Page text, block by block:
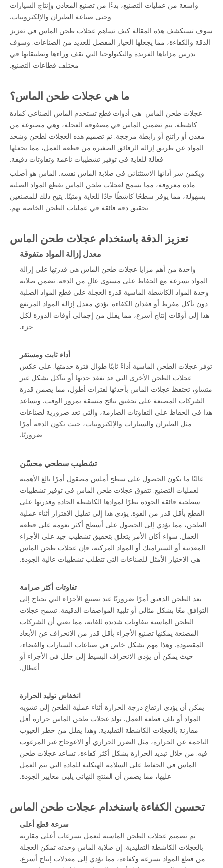
واسعة من عمليات التصنيع، بدءًا من تصنيع المعادن وإنتاج السيارات
وحتى صناعة الطيران والإلكترونيات.
سوف تستكشف هذه المقالة كيف تساهم عجلات طحن الماس في تعزيز
الدقة والكفاءة، مما يجعلها الخيار المفضل للعديد من الصناعات. وسوف
ندرس مزاياها الفريدة والتكنولوجيا التي تقف وراءها وتطبيقاتها في
مختلف قطاعات التصنيع.
ما هي عجلات طحن الماس؟
عجلات طحن الماس هي أدوات قطع تستخدم الماس الصناعي كمادة
كاشطة. يتم تضمين الماس في مصفوفة العجلة، وهي مصنوعة من
معدن أو راتنج أو رابطة مزججة. تم تصميم هذه العجلات لطحن وشحذ
المواد عن طريق إزالة الرقائق الصغيرة من قطعة العمل، مما يجعلها
فعالة للغاية في توفير تشطيبات ناعمة وتفاوتات دقيقة.
ويكمن سر أدائها الاستثنائي في صلابة الماس نفسه. الماس هو أصلب
مادة معروفة، مما يسمح لعجلات طحن الماس بقطع المواد الصلبة
بسهولة، مما يوفر سطحًا كاشطًا حادًا للغاية ومتينًا. يتيح ذلك للمصنعين
تحقيق دقة فائقة في عمليات الطحن الخاصة بهم.
تعزيز الدقة باستخدام عجلات طحن الماس
معدل إزالة المواد متفوقة
واحدة من أهم مزايا عجلات طحن الماس هي قدرتها على إزالة
المواد بسرعة مع الحفاظ على مستوى عالٍ من الدقة. تضمن صلابة
وحدة المواد الكاشطة الماسية قدرة العجلة على قطع المواد الصلبة
دون تآكل مفرط أو فقدان الكفاءة. يؤدي معدل إزالة المواد المرتفع
هذا إلى أوقات إنتاج أسرع، مما يقلل من إجمالي أوقات الدورة لكل
جزء.
أداء ثابت ومستقر
توفر عجلات الطحن الماسية أداءً ثابتًا طوال فترة خدمتها. على عكس
عجلات الطحن الأخرى التي قد تفقد حدتها أو تتآكل بشكل غير
متساو، تحتفظ عجلات الماس بأحدثها لفترات أطول، مما يضمن قدرة
الشركات المصنعة على تحقيق نتائج متسقة بمرور الوقت. ويساعد
هذا في الحفاظ على التفاوتات الصارمة، والتي تعد ضرورية لصناعات
مثل الطيران والسيارات والإلكترونيات، حيث تكون الدقة أمرًا
ضروريًا.
تشطيب سطحي محسّن
غالبًا ما يكون الحصول على سطح أملس مصقول أمرًا بالغ الأهمية
لعمليات التصنيع. تتفوق عجلات طحن الماس في توفير تشطيبات
سطحية فائقة الجودة نظرًا لموادها الكاشطة الحادة وقدرتها على
القطع بأقل قدر من القوة. يؤدي هذا إلى تقليل الاهتزاز أثناء عملية
الطحن، مما يؤدي إلى الحصول على أسطح أكثر نعومة على قطعة
العمل. سواء أكان الأمر يتعلق بتحقيق تشطيب جيد على الأجزاء
المعدنية أو السيراميك أو المواد المركبة، فإن عجلات طحن الماس
هي الاختيار الأمثل للصناعات التي تتطلب تشطيبات عالية الجودة.
تفاوتات أكثر صرامة
يعد الطحن الدقيق أمرًا ضروريًا عند تصنيع الأجزاء التي تحتاج إلى
التوافق معًا بشكل مثالي أو تلبية المواصفات الدقيقة. تسمح عجلات
الطحن الماسية بتفاوتات شديدة للغاية، مما يعني أن الشركات
المصنعة يمكنها تصنيع الأجزاء بأقل قدر من الانحراف عن الأبعاد
المقصودة. وهذا مهم بشكل خاص في صناعات السيارات والفضاء،
حيث يمكن أن يؤدي الانحراف البسيط إلى خلل في الأجزاء أو
أعطال.
انخفاض توليد الحرارة
يمكن أن يؤدي ارتفاع درجة الحرارة أثناء عملية الطحن إلى تشويه
المواد أو تلف قطعة العمل. تولد عجلات طحن الماس حرارة أقل
مقارنة بالعجلات الكاشطة التقليدية. وهذا يقلل من خطر العيوب
الناجمة عن الحرارة، مثل الضرر الحراري أو الاعوجاج غير المرغوب
فيه. من خلال تبديد الحرارة بشكل أكثر كفاءة، تساعد عجلات طحن
الماس في الحفاظ على السلامة الهيكلية للمادة التي يتم العمل
عليها، مما يضمن أن المنتج النهائي يلبي معايير الجودة.
تحسين الكفاءة باستخدام عجلات طحن الماس
سرعة قطع أعلى
تم تصميم عجلات الطحن الماسية لتعمل بسرعات أعلى مقارنة
بالعجلات الكاشطة التقليدية. إن صلابة الماس وحدته تمكن العجلة
من قطع المواد بسرعة وكفاءة، مما يؤدي إلى معدلات إنتاج أسرع.